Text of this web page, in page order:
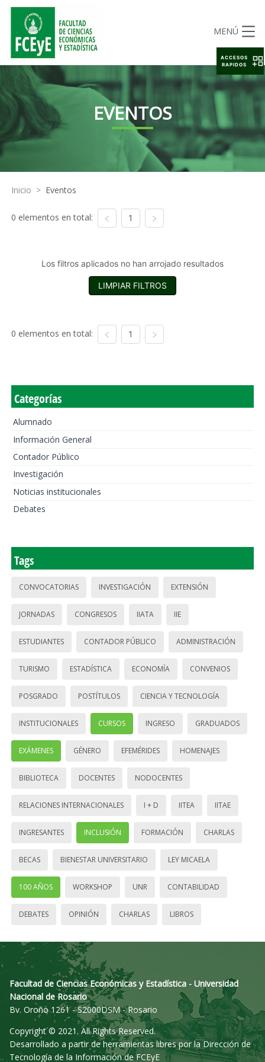
MENÚ
EVENTOS
Inicio > Eventos
0 elementos en total: 1
Los filtros aplicados no han arrojado resultados
LIMPIAR FILTROS
0 elementos en total: 1
Categorías
Alumnado
Información General
Contador Público
Investigación
Noticias institucionales
Debates
Tags
CONVOCATORIAS INVESTIGACIÓN EXTENSIÓN
JORNADAS CONGRESOS IIATA IIE
ESTUDIANTES CONTADOR PÚBLICO ADMINISTRACIÓN
TURISMO ESTADÍSTICA ECONOMÍA CONVENIOS
POSGRADO POSTÍTULOS CIENCIA Y TECNOLOGÍA
INSTITUCIONALES CURSOS INGRESO GRADUADOS
EXÁMENES GÉNERO EFEMÉRIDES HOMENAJES
BIBLIOTECA DOCENTES NODOCENTES
RELACIONES INTERNACIONALES I + D IITEA IITAE
INGRESANTES INCLUSIÓN FORMACIÓN CHARLAS
BECAS BIENESTAR UNIVERSITARIO LEY MICAELA
100 AÑOS WORKSHOP UNR CONTABILIDAD
DEBATES OPINIÓN CHARLAS LIBROS
Facultad de Ciencias Económicas y Estadística - Universidad
Nacional de Rosario
Bv. Oroño 1261 - S2000DSM - Rosario
Copyright © 2021. All Rights Reserved.
Desarrollado a partir de herramientas libres por la Dirección de
Tecnología de la Información de FCEyE
ACCESOS
RAPIDOS